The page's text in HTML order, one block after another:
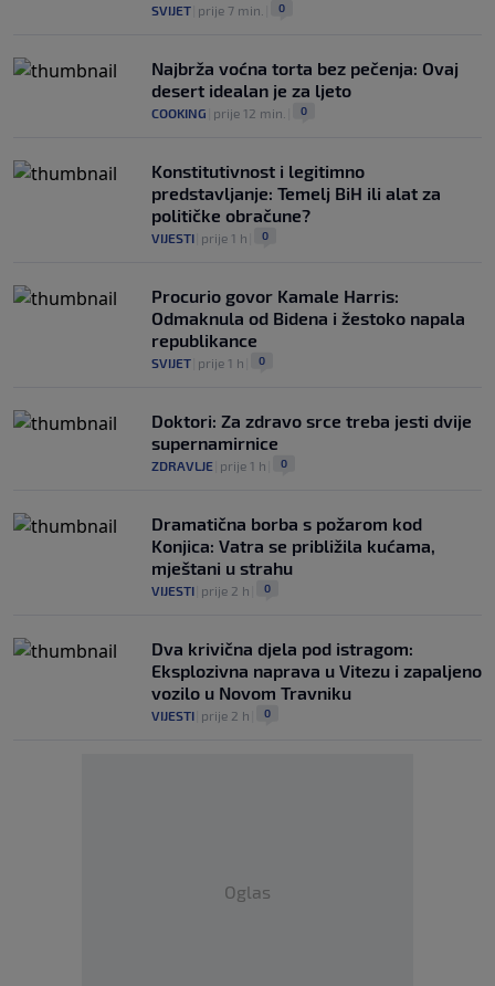
SVIJET prije 7 min. 0
Najbrža voćna torta bez pečenja: Ovaj
desert idealan je za ljeto
COOKING prije 12 min. 0
Konstitutivnost i legitimno
predstavljanje: Temelj BiH ili alat za
političke obračune?
VIJESTI prije 1 h 0
Procurio govor Kamale Harris:
Odmaknula od Bidena i žestoko napala
republikance
SVIJET prije 1 h 0
Doktori: Za zdravo srce treba jesti dvije
supernamirnice
ZDRAVLJE prije 1 h 0
Dramatična borba s požarom kod
Konjica: Vatra se približila kućama,
mještani u strahu
VIJESTI prije 2 h 0
Dva krivična djela pod istragom:
Eksplozivna naprava u Vitezu i zapaljeno
vozilo u Novom Travniku
VIJESTI prije 2 h 0
Oglas